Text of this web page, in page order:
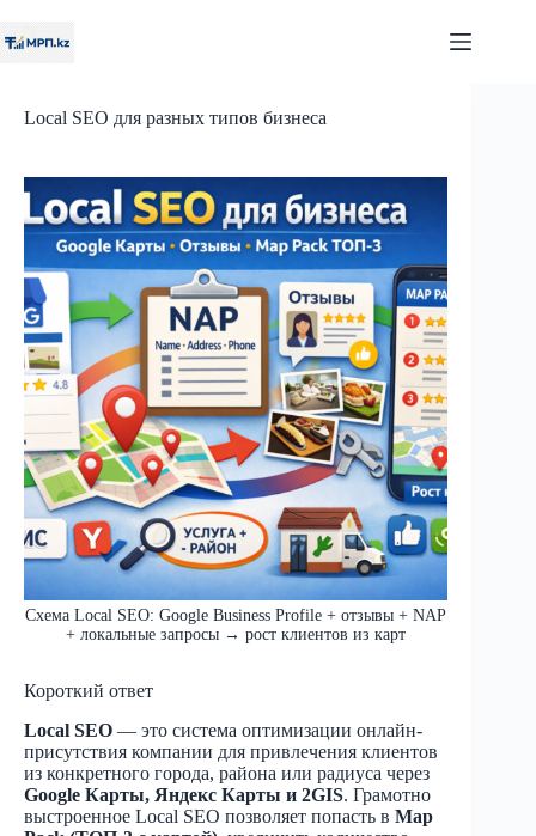
сути
Local SEO для разных типов бизнеса
Схема Local SEO: Google Business Profile + отзывы + NAP
+ локальные запросы → рост клиентов из карт
Короткий ответ
Local SEO — это система оптимизации онлайн-
присутствия компании для привлечения клиентов
из конкретного города, района или радиуса через
Google Карты, Яндекс Карты и 2GIS. Грамотно
выстроенное Local SEO позволяет попасть в Map